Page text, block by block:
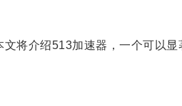
介绍513加速器，一个可以显